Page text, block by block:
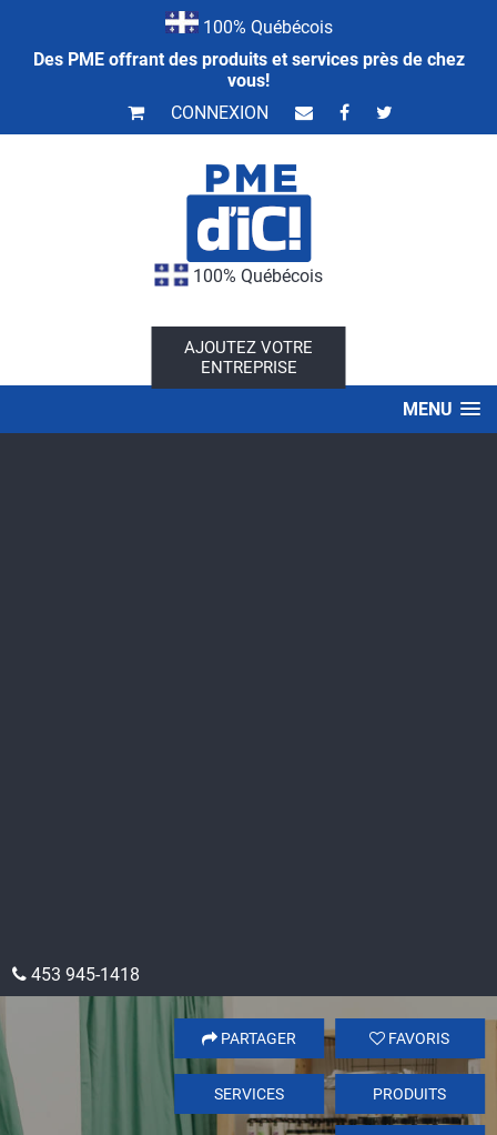
100% Québécois
Des PME offrant des produits et services près de chez
vous!
CONNEXION
100% Québécois
AJOUTEZ VOTRE
ENTREPRISE
MENU
453 945-1418
FAVORIS
PARTAGER
PRODUITS
SERVICES